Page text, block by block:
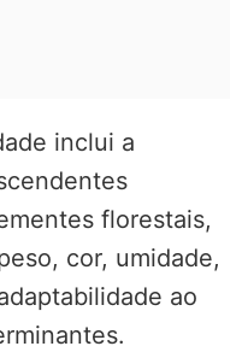
inclui a
florestais,
cor, umidade,
ao